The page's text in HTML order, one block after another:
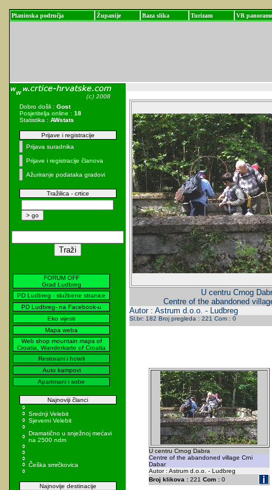
Planinska područja Županije Baza slika Turizam VR panorame
Dobro došli : Gost
Posjetitelja online : 18
Statistika : AWstats
Prijave i registracije
Prijava suradnika
Prijave i registracije članova
Ažuriranje podataka gradovi
Tražilica - crtice
FORUM OFF
Grad Ludbreg
PD Ludbreg - službene stranice
PD Ludbreg- na Facebook-u
Eko vijesti
Mapa weba
Web shop mountain maps of
Croatia, Wanderkarte of Croatia
Restorani i hoteli
Auto kampovi
Apartmani i sobe
Najnoviji članci
Srednji Velebit
Sjeverni Velebit
Dramatično u snježnoj mećavi
na 2500 ndm
Češka smrčkovica
Najnovije destinacije
U centru Crnog
Centre of the abandoned
Autor : Astrum d.o.o. - Ludbreg
Sl.br: 182 Broj pregleda : 221 Com : 0
U centru Crnog Dabra
Centre of the abandoned village Crni
Dabar
Autor : Astrum d.o.o. - Ludbreg
Broj klikova :221 Com :0